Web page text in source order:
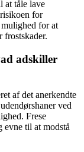
at tåle lave
for
for at
frostskader.
adskiller
af det anerkendte
ved
Frese
evne til at modstå